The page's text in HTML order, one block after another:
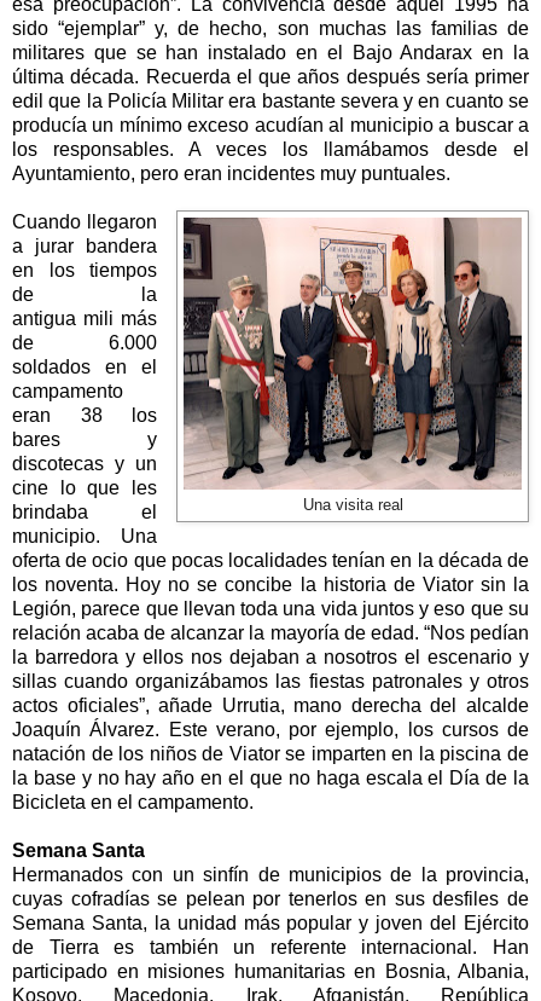
esa preocupación”. La convivencia desde aquel 1995 ha
sido “ejemplar” y, de hecho, son muchas las familias de
militares que se han instalado en el Bajo Andarax en la
última década. Recuerda el que años después sería primer
edil que la Policía Militar era bastante severa y en cuanto se
producía un mínimo exceso acudían al municipio a buscar a
los responsables. A veces los llamábamos desde el
Ayuntamiento, pero eran incidentes muy puntuales.
Una visita real
Cuando llegaron
a jurar bandera
en los tiempos
de la
antigua mili más
de 6.000
soldados en el
campamento
eran 38 los
bares y
discotecas y un
cine lo que les
brindaba el
municipio. Una
oferta de ocio que pocas localidades tenían en la década de
los noventa. Hoy no se concibe la historia de Viator sin
la
Legión, parece que llevan toda una vida juntos y eso que su
relación acaba de alcanzar la mayoría de edad. “Nos pedían
la barredora y ellos nos dejaban a nosotros el escenario y
sillas cuando organizábamos las fiestas patronales y otros
actos oficiales”, añade Urrutia, mano derecha del alcalde
Joaquín Álvarez. Este verano, por ejemplo, los cursos de
natación de los niños de Viator se imparten en la piscina de
la base y no hay año en el que no haga escala el Día de la
Bicicleta en el campamento.
Semana Santa
Hermanados con un sinfín de municipios de la provincia,
cuyas cofradías se pelean por tenerlos en sus desfiles de
Semana Santa, la unidad más popular y joven del Ejército
de Tierra es también un referente internacional. Han
participado en misiones humanitarias en Bosnia, Albania,
Kosovo, Macedonia, Irak, Afganistán, República